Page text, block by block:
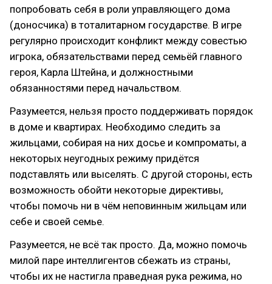
попробовать себя в роли управляющего дома
(доносчика) в тоталитарном государстве. В игре
регулярно происходит конфликт между совестью
игрока, обязательствами перед семьёй главного
героя, Карла Штейна, и должностными
обязанностями перед начальством.
Разумеется, нельзя просто поддерживать порядок
в доме и квартирах. Необходимо следить за
жильцами, собирая на них досье и компроматы, а
некоторых неугодных режиму придётся
подставлять или выселять. С другой стороны, есть
возможность обойти некоторые директивы,
чтобы помочь ни в чём неповинным жильцам или
себе и своей семье.
Разумеется, не всё так просто. Да, можно помочь
милой паре интеллигентов сбежать из страны,
чтобы их не настигла праведная рука режима, но